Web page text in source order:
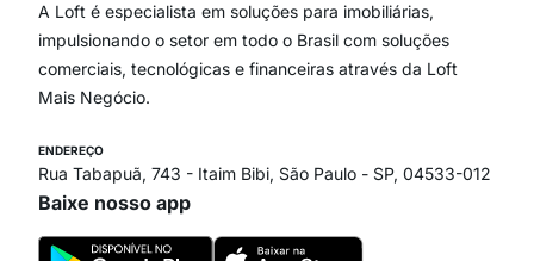
Paraíso
Itaim Bibi
A Loft é especialista em soluções para imobiliárias,
impulsionando o setor em todo o Brasil com soluções
comerciais, tecnológicas e financeiras através da Loft
Mais Negócio.
ENDEREÇO
Rua Tabapuã, 743 - Itaim Bibi, São Paulo - SP, 04533-012
Baixe nosso app